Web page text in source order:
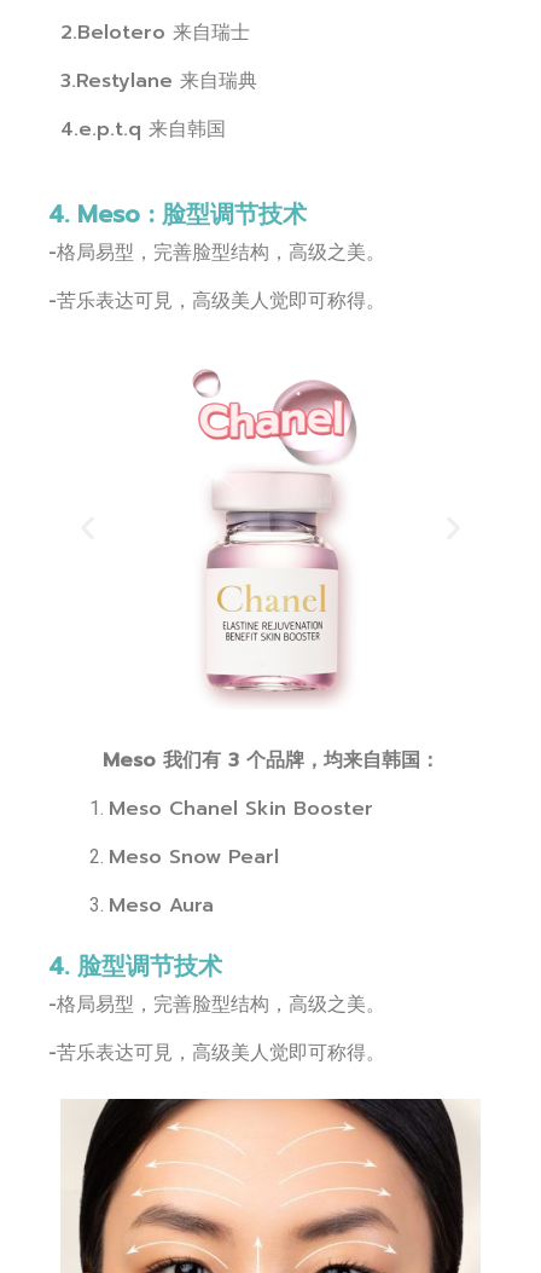
2.Belotero 来自瑞士
3.Restylane 来自瑞典
4.e.p.t.q 来自韩国
4. Meso : 脸型调节技术
-格局易型，完善脸型结构，高级之美。
-苦乐表达可見，高级美人觉即可称得。
Meso 我们有 3 个品牌，均来自韩国：
Meso Chanel Skin Booster
Meso Snow Pearl
Meso Aura
4. 脸型调节技术
-格局易型，完善脸型结构，高级之美。
-苦乐表达可見，高级美人觉即可称得。